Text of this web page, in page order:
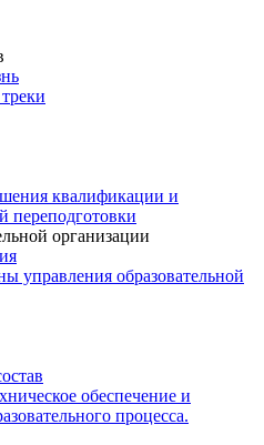
квалификации и
переподготовки
организации
управления образовательной
обеспечение и
процесса.